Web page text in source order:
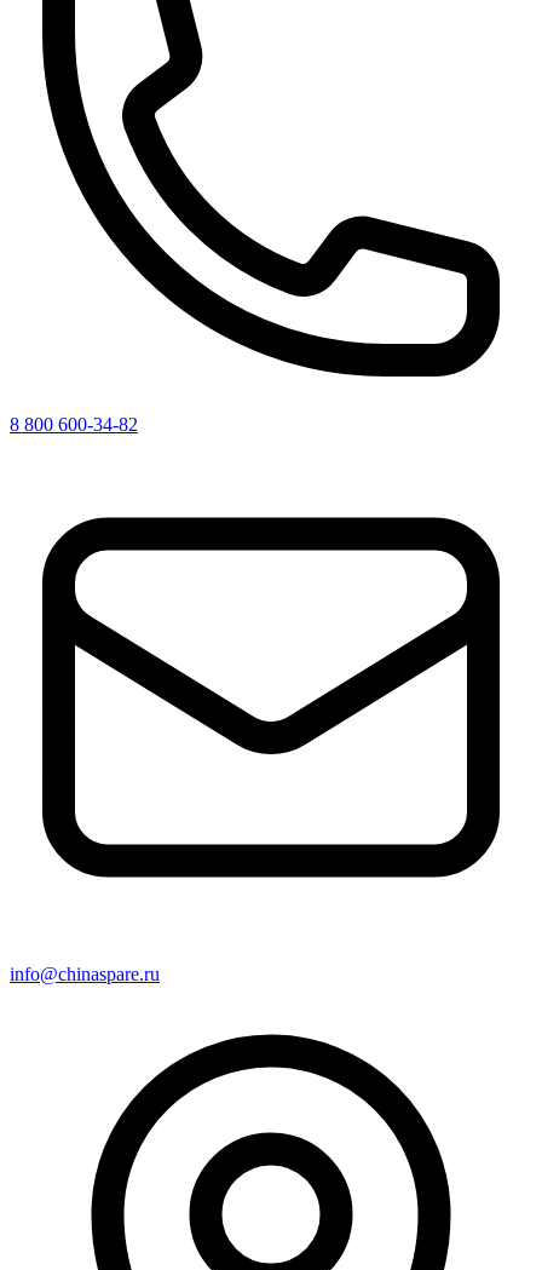
8 800 600-34-82
info@chinaspare.ru